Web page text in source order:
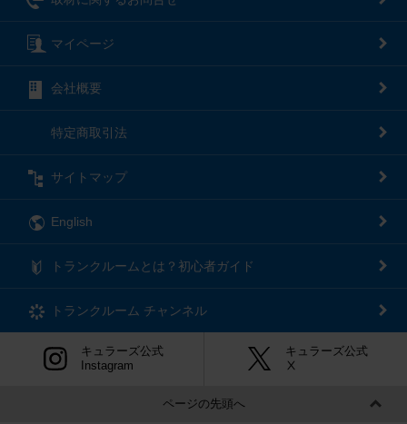
マイページ
会社概要
特定商取引法
サイトマップ
English
トランクルームとは？初心者ガイド
トランクルーム チャンネル
キュラーズ公式
Instagram
キュラーズ公式
Ⅹ
ページの先頭へ